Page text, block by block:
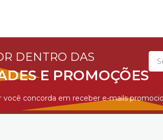
DENTRO DAS
E PROMOÇÕES
você concorda em receber e-mails